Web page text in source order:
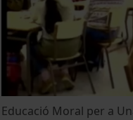
Educació Moral per a